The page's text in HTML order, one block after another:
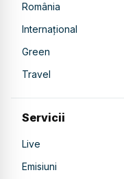
România
Internațional
Green
Travel
Servicii
Live
Emisiuni